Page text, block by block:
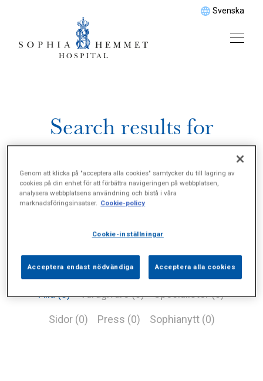
Svenska
Search results for
Alla (0) Vårdgivare (0) Specialister (0)
Sidor (0) Press (0) Sophianytt (0)
Genom att klicka på "acceptera alla cookies" samtycker du till lagring av
cookies på din enhet för att förbättra navigeringen på webbplatsen,
analysera webbplatsens användning och bistå i våra
marknadsföringsinsatser. Cookie-policy
Cookie-inställningar
Acceptera endast nödvändiga Acceptera alla cookies